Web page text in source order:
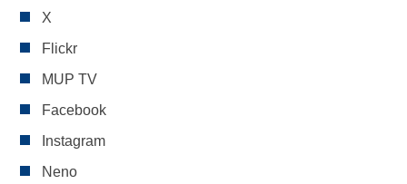
X
Flickr
MUP TV
Facebook
Instagram
Neno